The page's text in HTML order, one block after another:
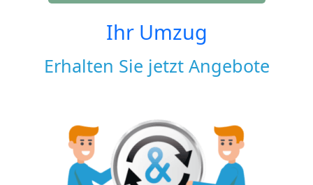
Ihr Umzug
Erhalten Sie jetzt Angebote